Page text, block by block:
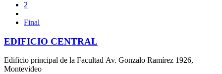
2
Final
EDIFICIO CENTRAL
Edificio principal de la Facultad Av. Gonzalo Ramírez 1926,
Montevideo